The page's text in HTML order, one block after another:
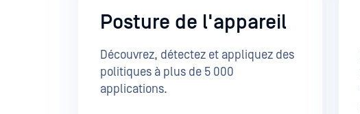
Posture de l'appareil
Découvrez, détectez et appliquez des
politiques à plus de 5 000
applications.